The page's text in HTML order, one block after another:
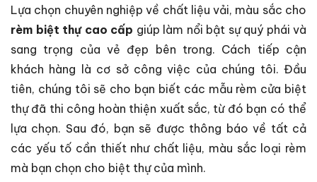
Lựa chọn chuyên nghiệp về chất liệu vải, màu sắc cho
rèm biệt thự cao cấp giúp làm nổi bật sự quý phái và
sang trọng của vẻ đẹp bên trong. Cách tiếp cận
khách hàng là cơ sở công việc của chúng tôi. Đầu
tiên, chúng tôi sẽ cho bạn biết các mẫu rèm cửa biệt
thự đã thi công hoàn thiện xuất sắc, từ đó bạn có thể
lựa chọn. Sau đó, bạn sẽ được thông báo về tất cả
các yếu tố cần thiết như chất liệu, màu sắc loại rèm
mà bạn chọn cho biệt thự của mình.